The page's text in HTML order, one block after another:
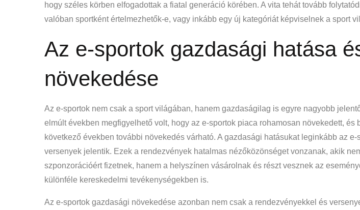
hogy széles körben elfogadottak a fiatal generáció körében. A vita tehát tovább
valóban sportként értelmezhetők-e, vagy inkább egy új kategóriát képviselnek a sport
Az e-sportok gazdasági hatása
növekedése
Az e-sportok nem csak a sport világában, hanem gazdaságilag is egyre nagyobb
elmúlt években megfigyelhető volt, hogy az e-sportok piaca rohamosan növekedett, és
következő években további növekedés várható. A gazdasági hatásukat leginkább az
versenyek jelentik. Ezek a rendezvények hatalmas nézőközönséget vonzanak, akik
szponzorációért fizetnek, hanem a helyszínen vásárolnak és részt vesznek az
különféle kereskedelmi tevékenységekben is.
Az e-sportok gazdasági növekedése azonban nem csak a rendezvényekkel és